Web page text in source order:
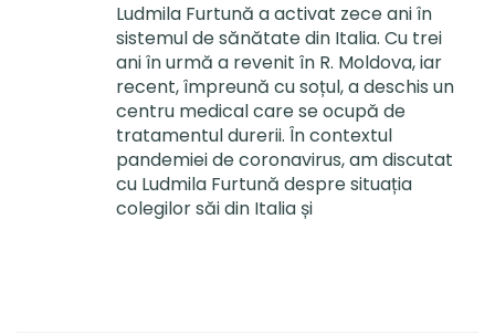
Ludmila Furtună a activat zece ani în
sistemul de sănătate din Italia. Cu trei
ani în urmă a revenit în R. Moldova, iar
recent, împreună cu soțul, a deschis un
centru medical care se ocupă de
tratamentul durerii. În contextul
pandemiei de coronavirus, am discutat
cu Ludmila Furtună despre situația
colegilor săi din Italia și